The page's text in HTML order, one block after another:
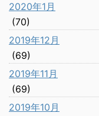
2020年1月
(70)
2019年12月
(69)
2019年11月
(69)
2019年10月